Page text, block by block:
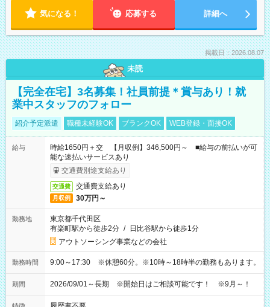
気になる！ 応募する 詳細へ
掲載日：2026.08.07
未読
【完全在宅】3名募集！社員前提＊賞与あり！就
業中スタッフのフォロー
紹介予定派遣 職種未経験OK ブランクOK WEB登録・面接OK
給与
時給1650円＋交 【月収例】346,500円～ ■給与の前払いが可
能な速払いサービスあり
交通費別途支給あり
交通費 交通費支給あり
月収例 30万円～
勤務地
東京都千代田区
有楽町駅から徒歩2分 / 日比谷駅から徒歩1分
アウトソーシング事業などの会社
勤務時間 9:00～17:30 ※休憩60分。※10時～18時半の勤務もあります。
期間 2026/09/01～長期 ※開始日はご相談可能です！ ※9月～！